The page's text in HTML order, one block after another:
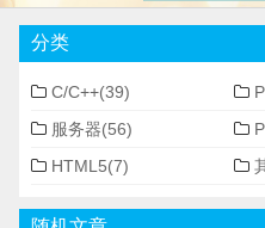
分类
C/C++(39)
服务器(56)
HTML5(7)